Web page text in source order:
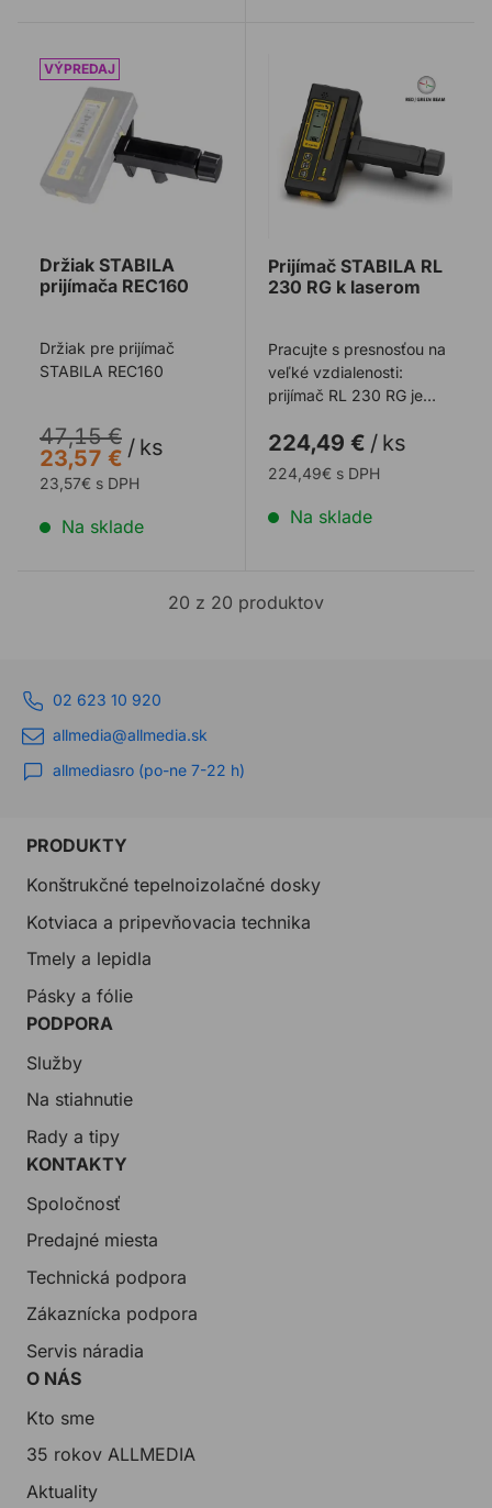
Držiak STABILA prijímača REC160
Držiak STABILA
prijímača REC160
Držiak pre prijímač
STABILA REC160
47,15 €
23,57 € / ks
23,57€ s DPH
Na sklade
Prijímač STABILA RL
230 RG k laserom
Pracujte s presnosťou na
veľké vzdialenosti:
prijímač RL 230 RG je
pre zelené a ...
224,49 € / ks
224,49€ s DPH
Na sklade
20 z 20 produktov
02 623 10 920
allmedia@allmedia.sk
allmediasro (po-ne 7-22 h)
PRODUKTY
Konštrukčné tepelnoizolačné dosky
Kotviaca a pripevňovacia technika
Tmely a lepidla
Pásky a fólie
PODPORA
Služby
Na stiahnutie
Rady a tipy
KONTAKTY
Spoločnosť
Predajné miesta
Technická podpora
Zákaznícka podpora
Servis náradia
O NÁS
Kto sme
35 rokov ALLMEDIA
Aktuality